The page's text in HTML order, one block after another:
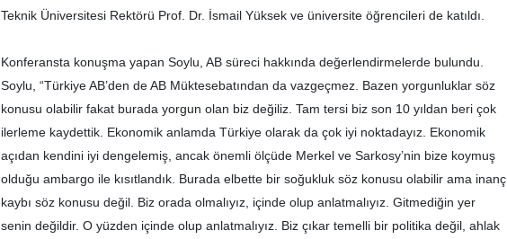
Teknik Üniversitesi Rektörü Prof. Dr. İsmail Yüksek ve üniversite öğrencileri de katıldı.
Konferansta konuşma yapan Soylu, AB süreci hakkında değerlendirmelerde bulundu.
Soylu, “Türkiye AB’den de AB Müktesebatından da vazgeçmez. Bazen yorgunluklar söz
konusu olabilir fakat burada yorgun olan biz değiliz. Tam tersi biz son 10 yıldan beri çok
ilerleme kaydettik. Ekonomik anlamda Türkiye olarak da çok iyi noktadayız. Ekonomik
açıdan kendini iyi dengelemiş, ancak önemli ölçüde Merkel ve Sarkosy’nin bize koymuş
olduğu ambargo ile kısıtlandık. Burada elbette bir soğukluk söz konusu olabilir ama inanç
kaybı söz konusu değil. Biz orada olmalıyız, içinde olup anlatmalıyız. Gitmediğin yer
senin değildir. O yüzden içinde olup anlatmalıyız. Biz çıkar temelli bir politika değil, ahlak